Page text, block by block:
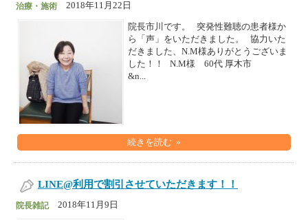
2018年11月22日
治療・施術
院長市川です。 突発性難聴の患者様か
ら「声」をいただきました。 協力いた
だきました、N.M様ありがとうございま
した！！ N.M様 60代 厚木市
&n...
続きを読む »
LINE@利用で割引させていただきます！！
2018年11月9日
院長雑記